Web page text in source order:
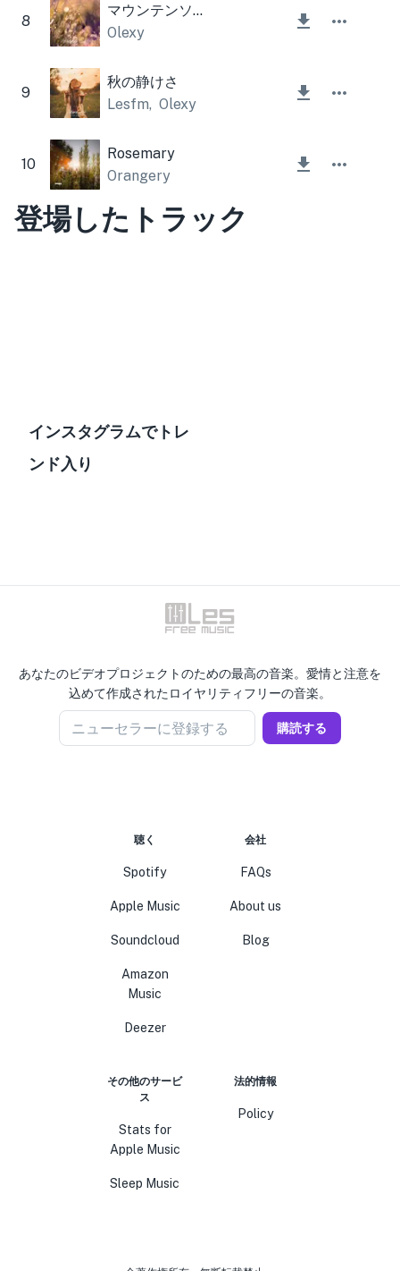
8
マウンテンソウル
Olexy
9
秋の静けさ
Lesfm, Olexy
10
Rosemary
Orangery
登場したトラック
インスタグラムでトレ
ンド入り
あなたのビデオプロジェクトのための最高の音楽。愛情と注意を
込めて作成されたロイヤリティフリーの音楽。
ニューセラーに登録する 購読する
聴く
Spotify
Apple Music
Soundcloud
Amazon
Music
Deezer
会社
FAQs
About us
Blog
その他のサービ
ス
Stats for
Apple Music
Sleep Music
法的情報
Policy